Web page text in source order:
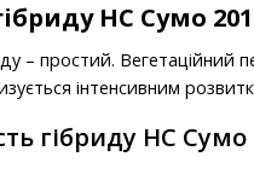
НС Сумо
– простий. Вегетаційний
інтенсивним
гібриду НС